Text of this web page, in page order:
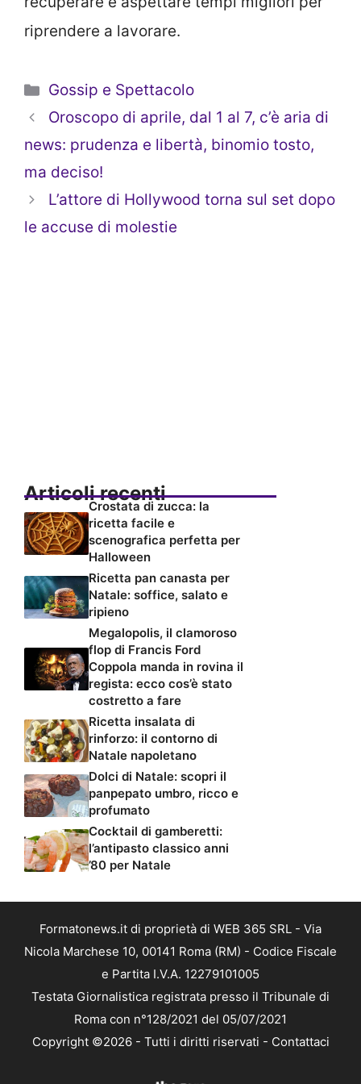
riprendere a lavorare.
Categorie
Gossip e Spettacolo
Oroscopo di aprile, dal 1 al 7, c’è aria di
news: prudenza e libertà, binomio tosto,
ma deciso!
L’attore di Hollywood torna sul set dopo
le accuse di molestie
Articoli recenti
Crostata di zucca: la
ricetta facile e
scenografica perfetta per
Halloween
Ricetta pan canasta per
Natale: soffice, salato e
ripieno
Megalopolis, il clamoroso
flop di Francis Ford
Coppola manda in rovina il
regista: ecco cos’è stato
costretto a fare
Ricetta insalata di
rinforzo: il contorno di
Natale napoletano
Dolci di Natale: scopri il
panpepato umbro, ricco e
profumato
Cocktail di gamberetti:
l’antipasto classico anni
’80 per Natale
Formatonews.it di proprietà di WEB 365 SRL - Via
Nicola Marchese 10, 00141 Roma (RM) - Codice Fiscale
e Partita I.V.A. 12279101005
Testata Giornalistica registrata presso il Tribunale di
Roma con n°128/2021 del 05/07/2021
Copyright ©2026 - Tutti i diritti riservati - Contattaci